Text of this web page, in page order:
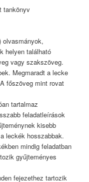
tankönyv
olvasmányok,
helyen található
vagy szakszöveg.
Megmaradt a lecke
főszöveg mint rovat
tartalmaz
feladatleírások
kisebb
leckék hosszabbak.
mindig feladatban
gyűjteményes
fejezethez tartozik